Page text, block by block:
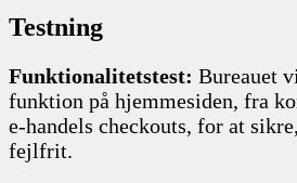
Testning
Funktionalitetstest: Bureauet
funktion på hjemmesiden, fra
e-handels checkouts, for at
fejlfrit.